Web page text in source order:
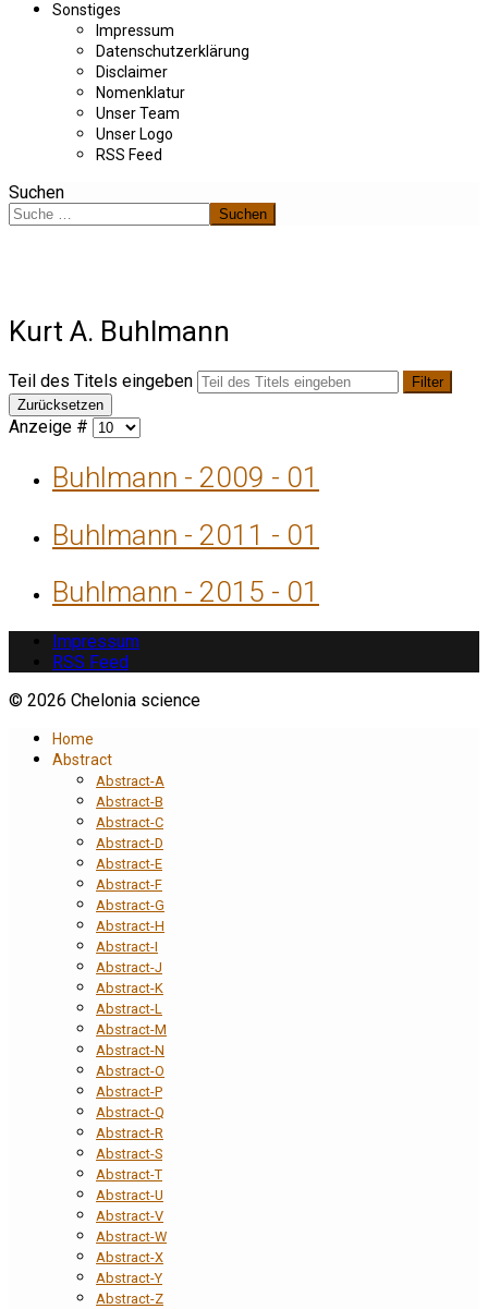
Sonstiges
Impressum
Datenschutzerklärung
Disclaimer
Nomenklatur
Unser Team
Unser Logo
RSS Feed
Suchen
Suchen
Kurt A. Buhlmann
Teil des Titels eingeben
Filter
Zurücksetzen
Anzeige #
Buhlmann - 2009 - 01
Buhlmann - 2011 - 01
Buhlmann - 2015 - 01
Impressum
RSS Feed
© 2026 Chelonia science
Home
Abstract
Abstract-A
Abstract-B
Abstract-C
Abstract-D
Abstract-E
Abstract-F
Abstract-G
Abstract-H
Abstract-I
Abstract-J
Abstract-K
Abstract-L
Abstract-M
Abstract-N
Abstract-O
Abstract-P
Abstract-Q
Abstract-R
Abstract-S
Abstract-T
Abstract-U
Abstract-V
Abstract-W
Abstract-X
Abstract-Y
Abstract-Z